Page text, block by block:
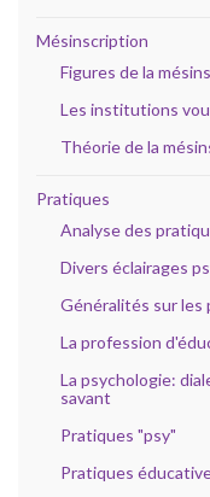
Mésinscription
Figures de la
Les institutions
Théorie de la
Pratiques
Analyse des
Divers éclairages
Généralités sur les
La profession
La psychologie:
savant
Pratiques "psy"
Pratiques